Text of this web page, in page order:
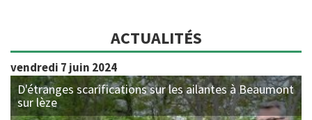
ACTUALITÉS
vendredi 7 juin 2024
D'étranges scarifications sur les ailantes à Beaumont
sur lèze